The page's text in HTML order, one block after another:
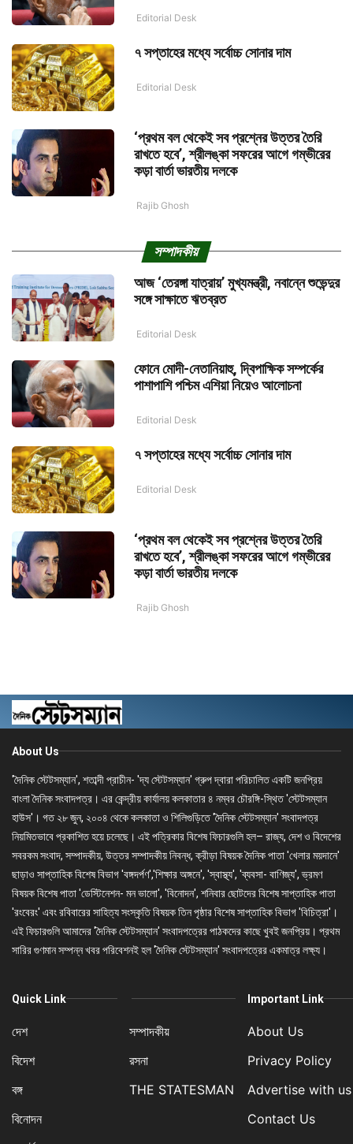
Editorial Desk
৭ সপ্তাহের মধ্যে সর্বোচ্চ সোনার দাম
Editorial Desk
‘প্রথম বল থেকেই সব প্রশ্নের উত্তর তৈরি
রাখতে হবে’, শ্রীলঙ্কা সফরের আগে গম্ভীরের
কড়া বার্তা ভারতীয় দলকে
Rajib Ghosh
সম্পাদকীয়
আজ ‘তেরঙ্গা যাত্রায়’ মুখ্যমন্ত্রী, নবান্নে শুভেন্দুর
সঙ্গে সাক্ষাতে ঋতব্রত
Editorial Desk
ফোনে মোদী-নেতানিয়াহু, দ্বিপাক্ষিক সম্পর্কের
পাশাপাশি পশ্চিম এশিয়া নিয়েও আলোচনা
Editorial Desk
৭ সপ্তাহের মধ্যে সর্বোচ্চ সোনার দাম
Editorial Desk
‘প্রথম বল থেকেই সব প্রশ্নের উত্তর তৈরি
রাখতে হবে’, শ্রীলঙ্কা সফরের আগে গম্ভীরের
কড়া বার্তা ভারতীয় দলকে
Rajib Ghosh
About Us
'দৈনিক স্টেটসম্যান', শতাব্দী প্রাচীন- 'দ্য স্টেটসম্যান' গ্রুপ দ্বারা পরিচালিত একটি জনপ্রিয়
বাংলা দৈনিক সংবাদপত্র। এর কেন্দ্রীয় কার্যালয় কলকাতার ৪ নম্বর চৌরঙ্গি-স্থিত 'স্টেটসম্যান
হাউস'। গত ২৮ জুন, ২০০৪ থেকে কলকাতা ও শিলিগুড়িতে 'দৈনিক স্টেটসম্যান' সংবাদপত্র
নিয়মিতভাবে প্রকাশিত হয়ে চলেছে। এই পত্রিকার বিশেষ ফিচারগুলি হল– রাজ্য, দেশ ও বিদেশের
সবরকম সংবাদ, সম্পাদকীয়, উত্তর সম্পাদকীয় নিবন্ধ, ক্রীড়া বিষয়ক দৈনিক পাতা 'খেলার ময়দানে'
ছাড়াও সাপ্তাহিক বিশেষ বিভাগ 'বঙ্গদর্পণ','শিক্ষার অঙ্গনে', 'স্বাস্থ্য', 'ব্যবসা- বাণিজ্য', ভ্রমণ
বিষয়ক বিশেষ পাতা 'ডেস্টিনেশন- মন ভালো', 'বিনোদন', শনিবার ছোটদের বিশেষ সাপ্তাহিক পাতা
'রংবেরং' এবং রবিবারের সাহিত্য সংস্কৃতি বিষয়ক তিন পৃষ্ঠার বিশেষ সাপ্তাহিক বিভাগ 'বিচিত্রা'।
এই ফিচারগুলি আমাদের 'দৈনিক স্টেটসম্যান' সংবাদপত্রের পাঠকদের কাছে খুবই জনপ্রিয়। প্রথম
সারির গুণমান সম্পন্ন খবর পরিবেশনই হল 'দৈনিক স্টেটসম্যান' সংবাদপত্রের একমাত্র লক্ষ্য।
Quick Link
দেশ
বিদেশ
বঙ্গ
বিনোদন
সম্পাদকীয়
রসনা
THE STATESMAN
Important Link
About Us
Privacy Policy
Advertise with us
Contact Us